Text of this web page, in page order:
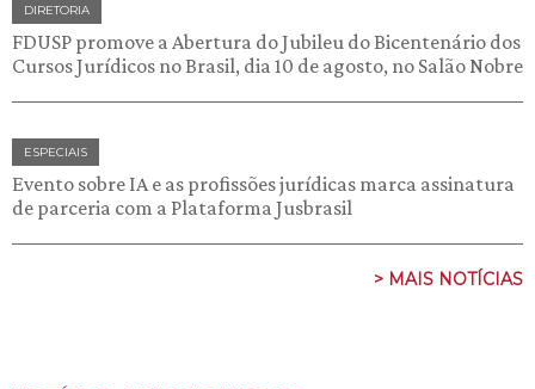
DIRETORIA
FDUSP promove a Abertura do Jubileu do Bicentenário dos
Cursos Jurídicos no Brasil, dia 10 de agosto, no Salão Nobre
ESPECIAIS
Evento sobre IA e as profissões jurídicas marca assinatura
de parceria com a Plataforma Jusbrasil
> MAIS NOTÍCIAS